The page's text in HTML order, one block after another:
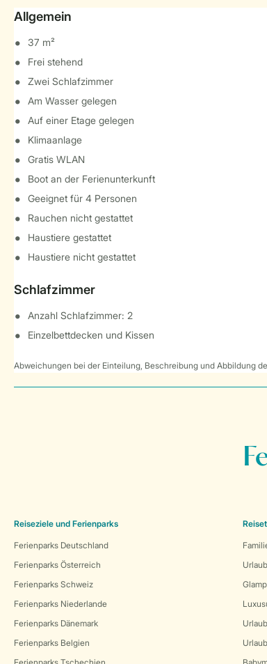
Allgemein
37 m²
Frei stehend
Zwei Schlafzimmer
Am Wasser gelegen
Auf einer Etage gelegen
Klimaanlage
Gratis WLAN
Boot an der Ferienunterkunft
Geeignet für 4 Personen
Rauchen nicht gestattet
Haustiere gestattet
Haustiere nicht gestattet
Schlafzimmer
Anzahl Schlafzimmer: 2
Einzelbettdecken und Kissen
Abweichungen bei der Einteilung, Beschreibung und Abbildung
Reiseziele und Ferienparks
Ferienparks Deutschland
Ferienparks Österreich
Ferienparks Schweiz
Ferienparks Niederlande
Ferienparks Dänemark
Ferienparks Belgien